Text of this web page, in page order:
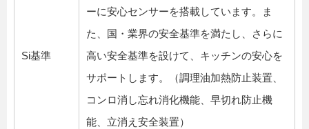
Si基準
ーに安心センサーを搭載しています。ま
た、国・業界の安全基準を満たし、さらに
高い安全基準を設けて、キッチンの安心を
サポートします。（調理油加熱防止装置、
コンロ消し忘れ消化機能、早切れ防止機
能、立消え安全装置）